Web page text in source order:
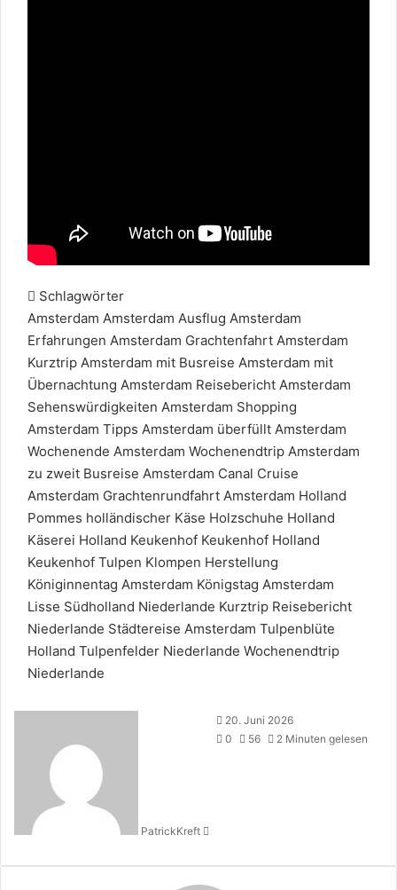
Schlagwörter
Amsterdam Amsterdam Ausflug Amsterdam
Erfahrungen Amsterdam Grachtenfahrt Amsterdam
Kurztrip Amsterdam mit Busreise Amsterdam mit
Übernachtung Amsterdam Reisebericht Amsterdam
Sehenswürdigkeiten Amsterdam Shopping
Amsterdam Tipps Amsterdam überfüllt Amsterdam
Wochenende Amsterdam Wochenendtrip Amsterdam
zu zweit Busreise Amsterdam Canal Cruise
Amsterdam Grachtenrundfahrt Amsterdam Holland
Pommes holländischer Käse Holzschuhe Holland
Käserei Holland Keukenhof Keukenhof Holland
Keukenhof Tulpen Klompen Herstellung
Königinnentag Amsterdam Königstag Amsterdam
Lisse Südholland Niederlande Kurztrip Reisebericht
Niederlande Städtereise Amsterdam Tulpenblüte
Holland Tulpenfelder Niederlande Wochenendtrip
Niederlande
PatrickKreft
Sende
uns
20. Juni 2026
0
56 2 Minuten gelesen